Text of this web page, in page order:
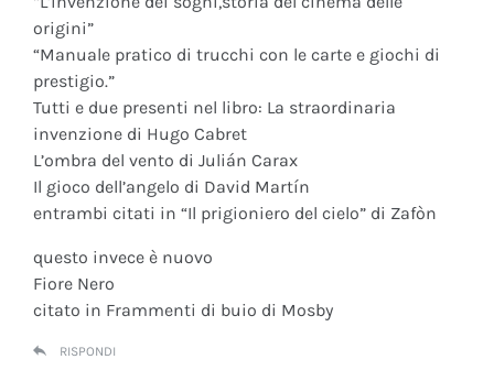
origini”
“Manuale pratico di trucchi con le carte e giochi di
prestigio.”
Tutti e due presenti nel libro: La straordinaria
invenzione di Hugo Cabret
L’ombra del vento di Julián Carax
Il gioco dell’angelo di David Martín
entrambi citati in “Il prigioniero del cielo” di Zafòn
questo invece è nuovo
Fiore Nero
citato in Frammenti di buio di Mosby
RISPONDI